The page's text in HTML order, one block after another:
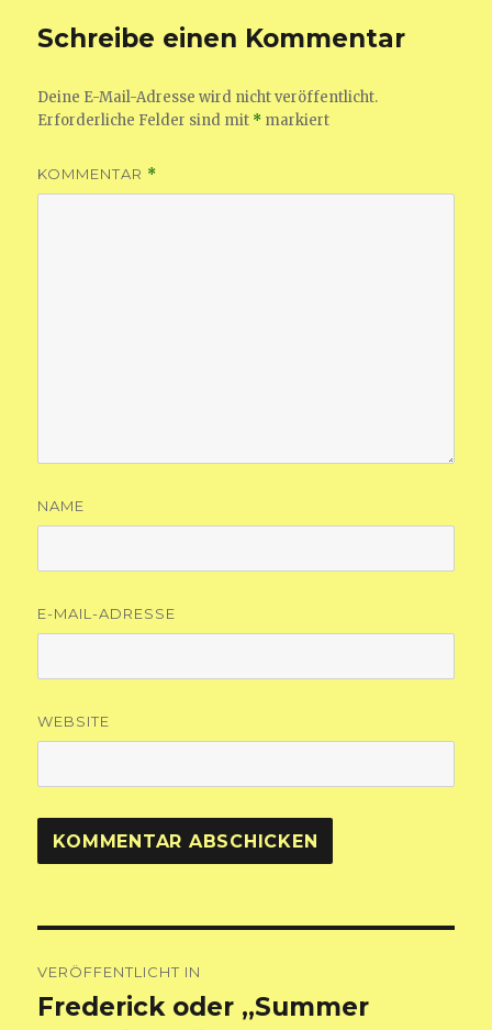
Schreibe einen Kommentar
Deine E-Mail-Adresse wird nicht veröffentlicht.
Erforderliche Felder sind mit * markiert
KOMMENTAR *
NAME
E-MAIL-ADRESSE
WEBSITE
VERÖFFENTLICHT IN
Frederick oder „Summer